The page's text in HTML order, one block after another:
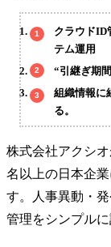
クラウドID
テム運用
“引継ぎ期
組織情報に
る。
株式会社アクシ
名以上の日本企
す。人事異動・
管理をシンプルに